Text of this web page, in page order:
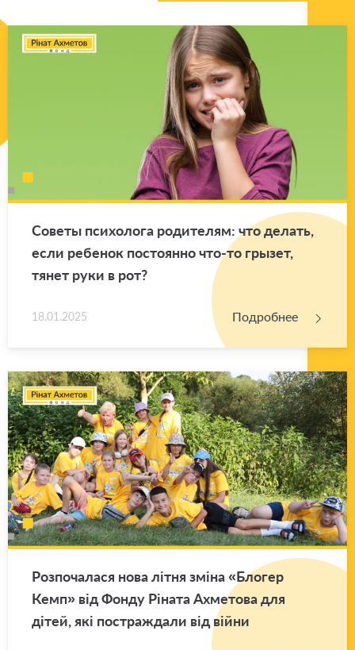
Со­ве­ты пси­хо­ло­га ро­ди­те­лям: что де­лать,
если ре­бе­нок по­сто­ян­но что-то гры­зет,
тянет руки в рот?
18.01.2025 Подробнее
Роз­по­ча­ла­ся нова літня зміна «Бло­гер
Кемп» від Фонду Ріната Ах­ме­то­ва для
дітей, які по­ст­раж­да­ли від війни